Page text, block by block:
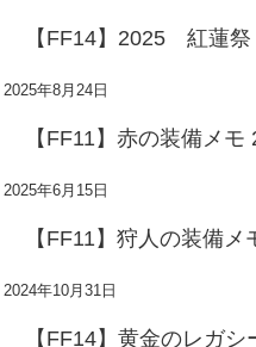
【FF14】2025 紅蓮祭
2025年8月24日
【FF11】赤の装備メモ
2025年6月15日
【FF11】狩人の装備
2024年10月31日
【FF14】黄金のレガ